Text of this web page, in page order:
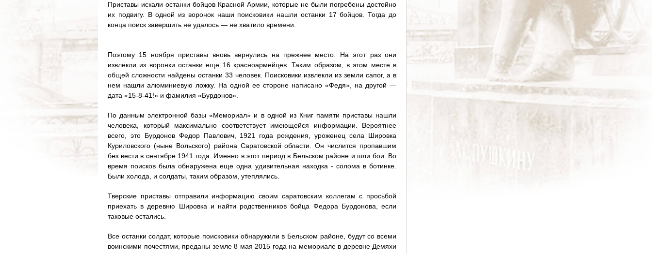
Приставы искали останки бойцов Красной Армии, которые не были погребены достойно
их подвигу. В одной из воронок наши поисковики нашли останки 17 бойцов. Тогда до
конца поиск завершить не удалось — не хватило времени.
Поэтому 15 ноября приставы вновь вернулись на прежнее место. На этот раз они
извлекли из воронки останки еще 16 красноармейцев. Таким образом, в этом месте в
общей сложности найдены останки 33 человек. Поисковики извлекли из земли сапог, а в
нем нашли алюминиевую ложку. На одной ее стороне написано «Федя», на другой —
дата «15-8-41!» и фамилия «Бурдонов».
По данным электронной базы «Мемориал» и в одной из Книг памяти приставы нашли
человека, который максимально соответствует имеющейся информации. Вероятнее
всего, это Бурдонов Федор Павлович, 1921 года рождения, уроженец села Шировка
Куриловского (ныне Вольского) района Саратовской области. Он числится пропавшим
без вести в сентябре 1941 года. Именно в этот период в Бельском районе и шли бои. Во
время поисков была обнаружена еще одна удивительная находка - солома в ботинке.
Были холода, и солдаты, таким образом, утеплялись.
Тверские приставы отправили информацию своим саратовским коллегам с просьбой
приехать в деревню Шировка и найти родственников бойца Федора Бурдонова, если
таковые остались.
Все останки солдат, которые поисковики обнаружили в Бельском районе, будут со всеми
воинскими почестями, преданы земле 8 мая 2015 года на мемориале в деревне Демяхи